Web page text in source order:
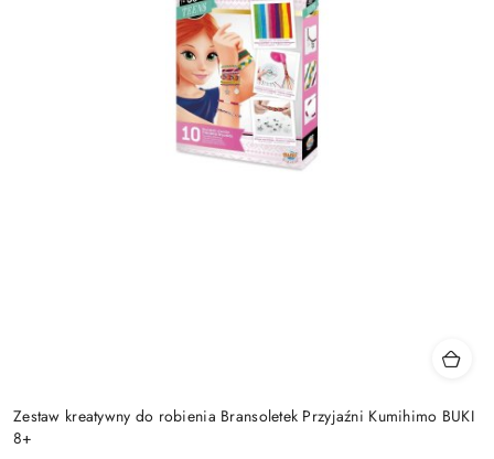
Zestaw kreatywny do robienia Bransoletek Przyjaźni Kumihimo BUKI
8+